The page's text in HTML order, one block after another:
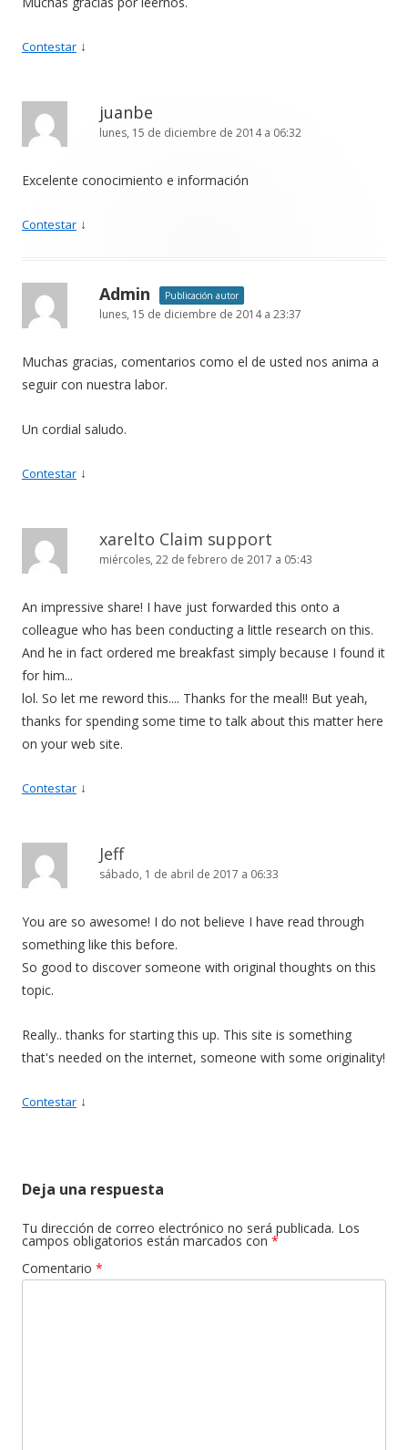
Contestar ↓
juanbe
lunes, 15 de diciembre de 2014 a 06:32
Excelente conocimiento e información
Contestar ↓
Admin Publicación autor
lunes, 15 de diciembre de 2014 a 23:37
Muchas gracias, comentarios como el de usted nos anima a
seguir con nuestra labor.
Un cordial saludo.
Contestar ↓
xarelto Claim support
miércoles, 22 de febrero de 2017 a 05:43
An impressive share! I have just forwarded this onto a
colleague who has been conducting a little research on this.
And he in fact ordered me breakfast simply because I found it
for him...
lol. So let me reword this.... Thanks for the meal!! But yeah,
thanks for spending some time to talk about this matter here
on your web site.
Contestar ↓
Jeff
sábado, 1 de abril de 2017 a 06:33
You are so awesome! I do not believe I have read through
something like this before.
So good to discover someone with original thoughts on this
topic.
Really.. thanks for starting this up. This site is something
that's needed on the internet, someone with some originality!
Contestar ↓
Deja una respuesta
Tu dirección de correo electrónico no será publicada. Los
campos obligatorios están marcados con *
Comentario *